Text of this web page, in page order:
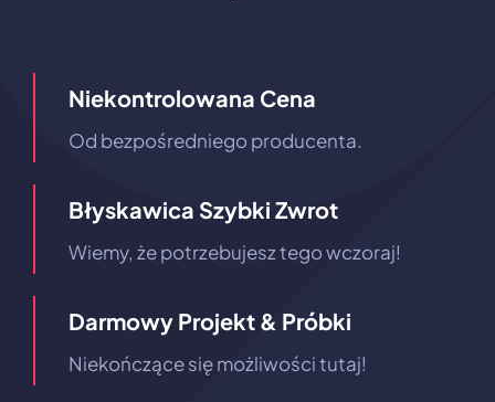
Niekontrolowana Cena
Od bezpośredniego producenta.
Błyskawica Szybki Zwrot
Wiemy, że potrzebujesz tego wczoraj!
Darmowy Projekt & Próbki
Niekończące się możliwości tutaj!